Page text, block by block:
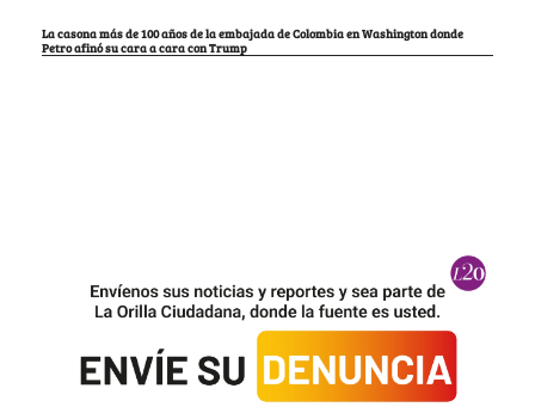
La casona más de 100 años de la embajada de Colombia en Washington donde
Petro afinó su cara a cara con Trump